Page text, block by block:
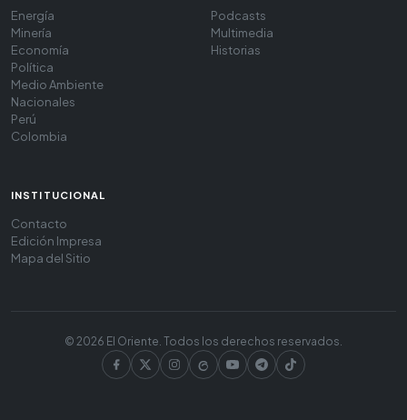
Energía
Minería
Economía
Política
Medio Ambiente
Nacionales
Perú
Colombia
Podcasts
Multimedia
Historias
INSTITUCIONAL
Contacto
Edición Impresa
Mapa del Sitio
© 2026 El Oriente. Todos los derechos reservados.